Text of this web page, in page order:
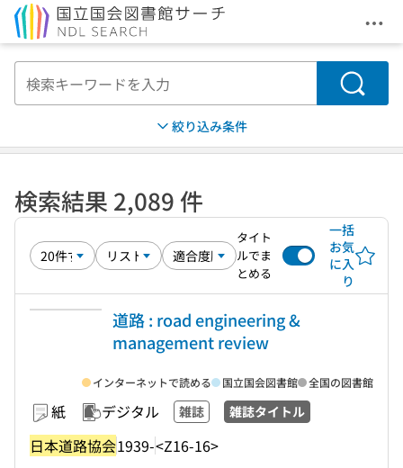
メ
検索
絞り込み条件
検索結果 2,089 件
タイト
ルでま
とめる
一括
お気
に入
り
道路 : road engineering &
management review
紙 デジタル 雑誌 雑誌タイトル
日本道路協会1939-<Z16-16>
インターネットで読める 国立国会図書館 全国の図書館